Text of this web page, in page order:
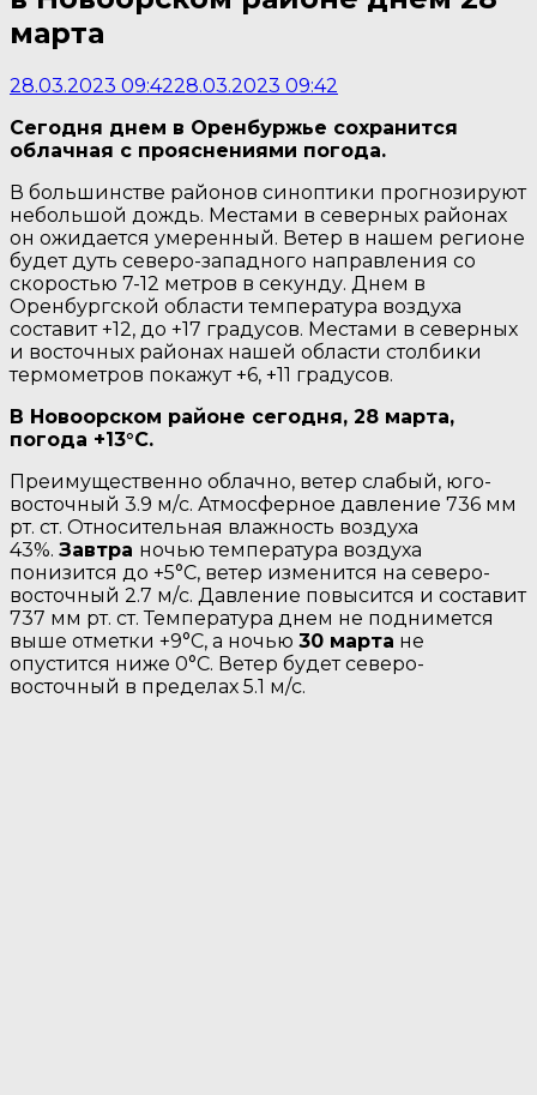
марта
28.03.2023 09:4228.03.2023 09:42
Сегодня днем в Оренбуржье сохранится
облачная с прояснениями погода.
В большинстве районов синоптики прогнозируют
небольшой дождь. Местами в северных районах
он ожидается умеренный. Ветер в нашем регионе
будет дуть северо-западного направления со
скоростью 7-12 метров в секунду. Днем в
Оренбургской области температура воздуха
составит +12, до +17 градусов. Местами в северных
и восточных районах нашей области столбики
термометров покажут +6, +11 градусов.
В Новоорском районе сегодня, 28 марта,
погода +13°C.
Преимущественно облачно, ветер слабый, юго-
восточный 3.9 м/с. Атмосферное давление 736 мм
рт. ст. Относительная влажность воздуха
43%. Завтра ночью температура воздуха
понизится до +5°C, ветер изменится на северо-
восточный 2.7 м/с. Давление повысится и составит
737 мм рт. ст. Температура днем не поднимется
выше отметки +9°C, a ночью 30 марта не
опустится ниже 0°C. Ветер будет северо-
восточный в пределах 5.1 м/с.